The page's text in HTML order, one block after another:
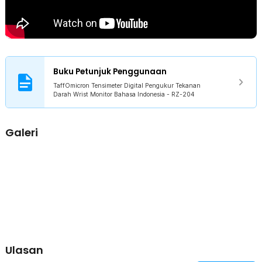
Buku Petunjuk Penggunaan
TaffOmicron Tensimeter Digital Pengukur Tekanan
Darah Wrist Monitor Bahasa Indonesia - RZ-204
Galeri
Ulasan